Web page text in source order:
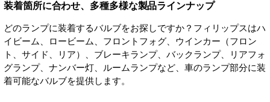
装着箇所に合わせ、多種多様な製品ラインナップ
どのランプに装着するバルブをお探しですか？フィリップスはハ
イビーム、ロービーム、フロントフォグ、ウインカー（フロン
ト、サイド、リア）、ブレーキランプ、バックランプ、リアフォ
グランプ、ナンバー灯、ルームランプなど、車のランプ部分に装
着可能なバルブを提供します。